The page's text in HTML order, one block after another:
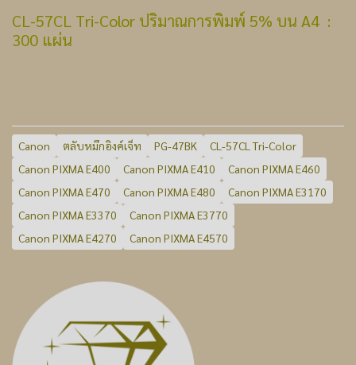
CL-57CL Tri-Color ปริมาณการพิมพ์ 5% บน A4 :
300 แผ่น
Canon ตลับหมึกอิงค์เจ็ท PG-47BK
CL-57CL Tri-Color
Canon PIXMA E400
Canon PIXMA E410
Canon PIXMA E460
Canon PIXMA E470
Canon PIXMA E480
Canon PIXMA E3170
Canon PIXMA E3370
Canon PIXMA E3770
Canon PIXMA E4270
Canon PIXMA E4570